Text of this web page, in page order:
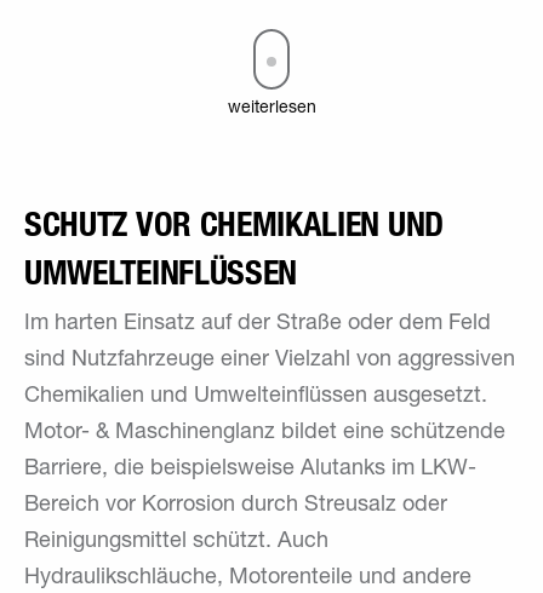
weiterlesen
SCHUTZ VOR CHEMIKALIEN UND
UMWELTEINFLÜSSEN
Im harten Einsatz auf der Straße oder dem Feld
sind Nutzfahrzeuge einer Vielzahl von aggressiven
Chemikalien und Umwelteinflüssen ausgesetzt.
Motor- & Maschinenglanz bildet eine schützende
Barriere, die beispielsweise Alutanks im LKW-
Bereich vor Korrosion durch Streusalz oder
Reinigungsmittel schützt. Auch
Hydraulikschläuche, Motorenteile und andere